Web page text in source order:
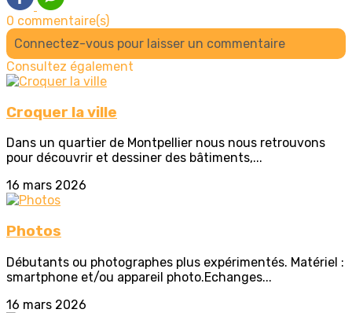
0 commentaire(s)
Connectez-vous pour laisser un commentaire
Consultez également
Croquer la ville
Dans un quartier de Montpellier nous nous retrouvons
pour découvrir et dessiner des bâtiments,...
16 mars 2026
Photos
Débutants ou photographes plus expérimentés. Matériel :
smartphone et/ou appareil photo.Echanges...
16 mars 2026